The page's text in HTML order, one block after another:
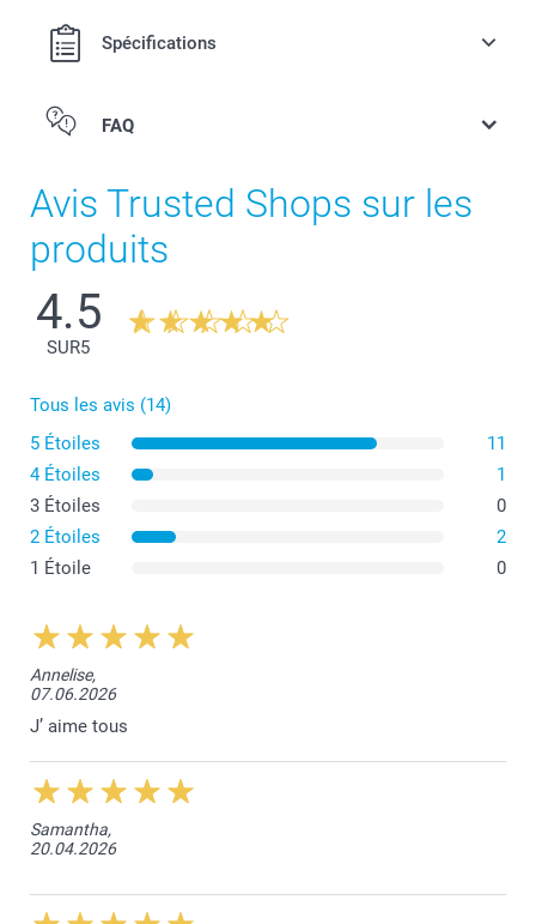
Spécifications
FAQ
Avis Trusted Shops sur les
produits
4.5
SUR5
Tous les avis (14)
5 Étoiles
11
4 Étoiles
1
3 Étoiles
0
2 Étoiles
2
1 Étoile
0
Annelise,
07.06.2026
J’ aime tous
Samantha,
20.04.2026